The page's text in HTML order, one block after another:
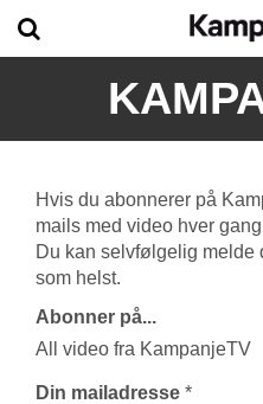
Hvis du abonnerer på
mails med video hver
Du kan selvfølgelig melde
som helst.
Abonner på...
All video fra KampanjeTV
Din mailadresse *